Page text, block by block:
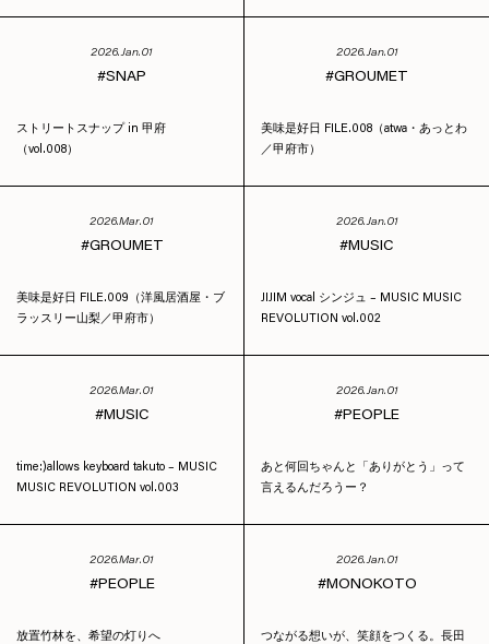
2026.Jan.01
SNAP
ストリートスナップ in 甲府
（vol.008）
2026.Jan.01
GROUMET
美味是好日 FILE.008（atwa・あっとわ
／甲府市）
2026.Mar.01
GROUMET
美味是好日 FILE.009（洋風居酒屋・ブ
ラッスリー山梨／甲府市）
2026.Jan.01
MUSIC
JIJIM vocal シンジュ – MUSIC MUSIC
REVOLUTION vol.002
2026.Mar.01
MUSIC
time:)allows keyboard takuto – MUSIC
MUSIC REVOLUTION vol.003
2026.Jan.01
PEOPLE
あと何回ちゃんと「ありがとう」って
言えるんだろうー？
2026.Mar.01
PEOPLE
放置竹林を、希望の灯りへ
2026.Jan.01
MONOKOTO
つながる想いが、笑顔をつくる。長田